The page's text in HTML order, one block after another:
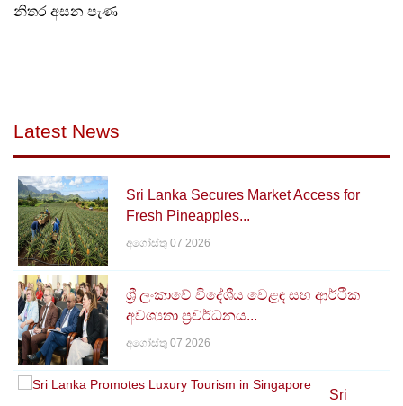
ලියාපදිංචි අපනයන ක්‍රමය (REX පද්ධතිය) යනු 2017
ප්‍රකාශයක් කිරීමට අපනයනකරුවකුට හැකියාව
තිබීමෙනි.මෙය අදාළ වන්නේ GSP යටතේ යුරෝපා
සංගමය (EU) ස්විස්ටර්ලන්තය,නෝර්වේ සහ තුර්කිය යන
රටවල් වෙත සිදු කරන අපනයන සඳහා පමණි.
නිතර අසන පැණ
Latest News
Sri Lanka Secures Market Access for
Fresh Pineapples...
අගෝස්තු 07 2026
ශ්‍රී ලංකාවේ විදේශීය වෙළඳ සහ ආර්ථික
අවශ්‍යතා ප්‍රවර්ධනය...
අගෝස්තු 07 2026
Sri